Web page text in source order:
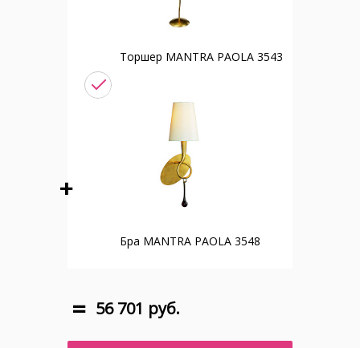
Торшер MANTRA PAOLA 3543
Бра MANTRA PAOLA 3548
56 701 руб.